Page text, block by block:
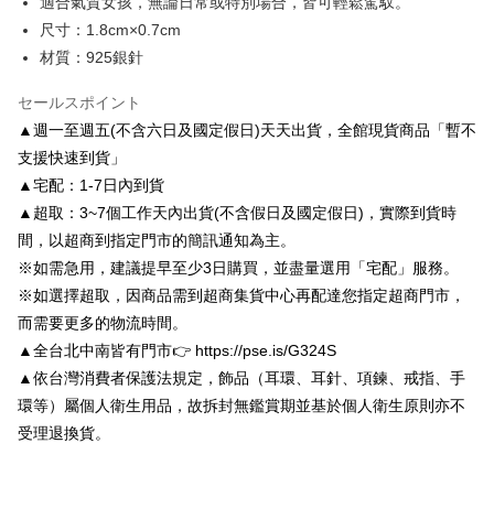
聯邦商業銀行
元大商業銀行
台新國際商業銀行
台湾楽天クレジットカード会社
台湾中小企業銀行
HSBC(台湾)商業銀行
元大商業銀行
台新國際商業銀行
中国信託商業銀行
台湾楽天クレジットカード会社
JKOPAY
Easy Wallet
Google Pay
AFTEE代金後払い
説明
一、 AFTEE代金後払いについて
1.お支払い方法でAFTEE代金後払いを選択すると、携帯電話認証ウィンド
ウが表示されます。
3.注文するときのお支払いは不要です。商品はご指定の住所に配送されま
す。
4.ご注文が完了すると、携帯に支払い通知のSMSが届きます。アプリ会員
の場合は、AFTEE アプリプッシュ通知が届きます。
5.商品受け取り時のお支払いは不要です。商品を確かめてから、SMSまた
はアプリの通知に従って、4大コンビニ、またはATM/オンラインバンキン
代金納付期限は最短で 14 日以内ですので、ご注意ください。AFTEE アプ
ATM払い
配送方法
付款後全家取貨
配送毎にNT$80、NT$3,000以上で送料無料
付款後7-11取貨
配送毎にNT$80、NT$3,000以上で送料無料
宅配
尺寸：1.8cm×0.7cm
材質：925銀針
セールスポイント
▲週一至週五(不含六日及國定假日)天天出貨，全館現貨商品「暫不
支援快速到貨」
▲宅配：1-7日內到貨
▲超取：3~7個工作天內出貨(不含假日及國定假日)，實際到貨時
間，以超商到指定門市的簡訊通知為主。
※如需急用，建議提早至少3日購買，並盡量選用「宅配」服務。
※如選擇超取，因商品需到超商集貨中心再配達您指定超商門市，
而需要更多的物流時間。
▲全台北中南皆有門市👉 https://pse.is/G324S
▲依台灣消費者保護法規定，飾品（耳環、耳針、項鍊、戒指、手
環等）屬個人衛生用品，故拆封無鑑賞期並基於個人衛生原則亦不
受理退換貨。